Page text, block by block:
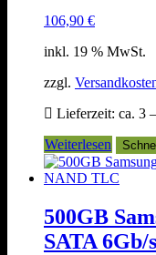
106,90 €
inkl. 19 % MwSt.
zzgl.
Lieferzeit: ca. 3
Weiterlesen
500GB
SATA